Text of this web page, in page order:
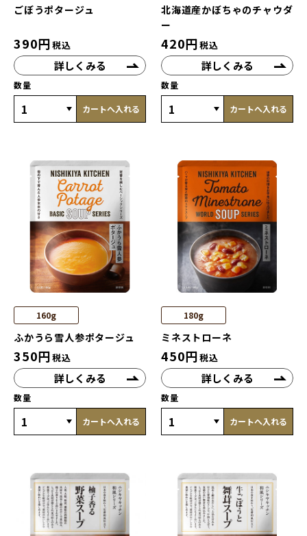
ごぼうポタージュ
390円税込
詳しくみる
数量
カートへ入れる
北海道産かぼちゃのチャウダ
ー
420円税込
詳しくみる
数量
カートへ入れる
160g
ふかうら雪人参ポタージュ
350円税込
詳しくみる
数量
カートへ入れる
180g
ミネストローネ
450円税込
詳しくみる
数量
カートへ入れる